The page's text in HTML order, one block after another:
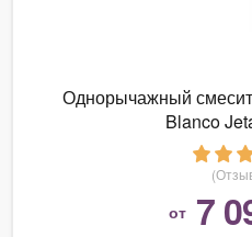
Однорычажный
Blanco
от 7